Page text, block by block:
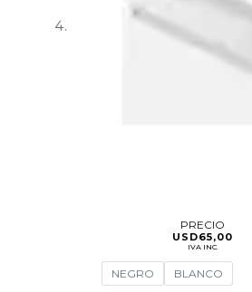
PRECIO
USD65,00
IVA INC.
NEGRO BLANCO